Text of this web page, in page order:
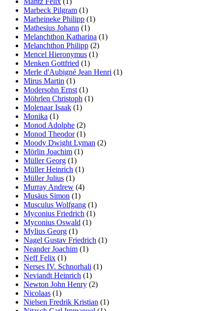
Marbeck Pilgram (1)
Marheineke Philipp (1)
Mathesius Johann (1)
Melanchthon Katharina (1)
Melanchthon Philipp (2)
Mencel Hieronymus (1)
Menken Gottfried (1)
Merle d'Aubigné Jean Henri (1)
Mirus Martin (1)
Modersohn Ernst (1)
Möhrlen Christoph (1)
Molenaar Isaak (1)
Monika (1)
Monod Adolphe (2)
Monod Theodor(1)
Moody Dwight Lyman (2)
Mörlin Joachim (1)
Müller Georg (1)
Müller Heinrich (1)
Müller Julius (1)
Murray Andrew (4)
Musäus Simon (1)
Musculus Wolfgang (1)
Myconius Friedrich (1)
Myconius Oswald (1)
Mylius Georg (1)
Nagel Gustav Friedrich (1)
Neander Joachim (1)
Neff Felix (1)
Nerses IV. Schnorhali (1)
Neviandt Heinrich (1)
Newton John Henry (2)
Nicolaas (1)
Nielsen Fredrik Kristian (1)